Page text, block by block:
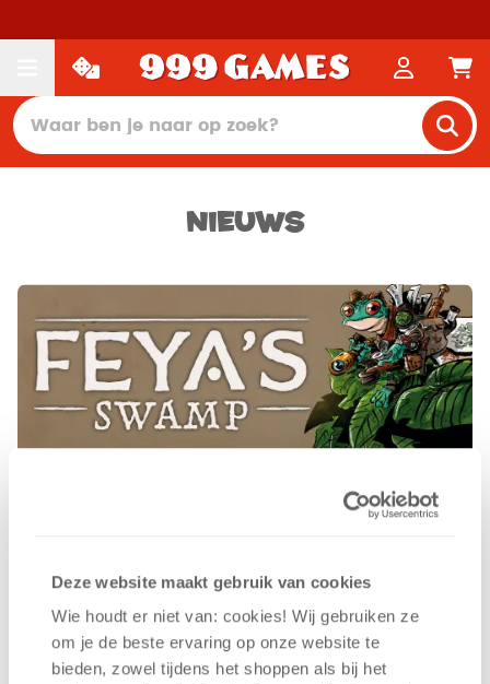
Deze website maakt gebruik van cookies
Wie houdt er niet van: cookies! Wij gebruiken ze
om je de beste ervaring op onze website te
bieden, zowel tijdens het shoppen als bij het
Nieuws